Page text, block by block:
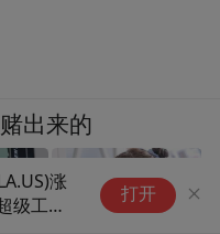
涨
级工厂
打开
出来的